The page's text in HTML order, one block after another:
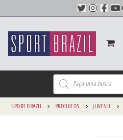
SPORT BRAZIL PRODUTOS JUVENIL